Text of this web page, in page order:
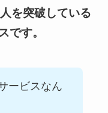
を突破している
です。
ービスなん